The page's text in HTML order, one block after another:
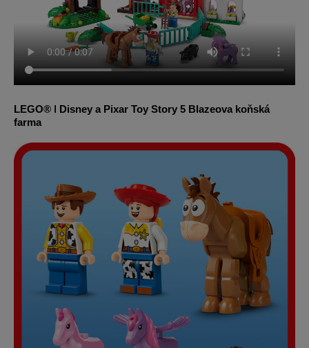
LEGO® ǀ Disney a Pixar Toy Story 5 Blazeova koňská
farma